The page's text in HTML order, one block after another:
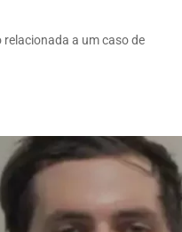
a um caso de